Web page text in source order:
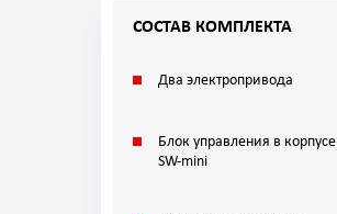
СОСТАВ КОМПЛЕКТА
Два электроприводa
Блок упрaвления в корпусе
SW-mini